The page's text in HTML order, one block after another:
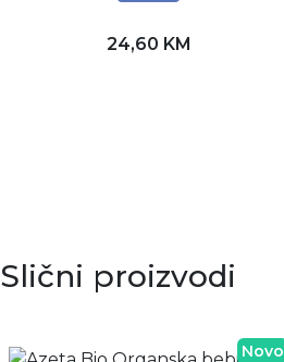
24,60 KM
Slični proizvodi
Novo